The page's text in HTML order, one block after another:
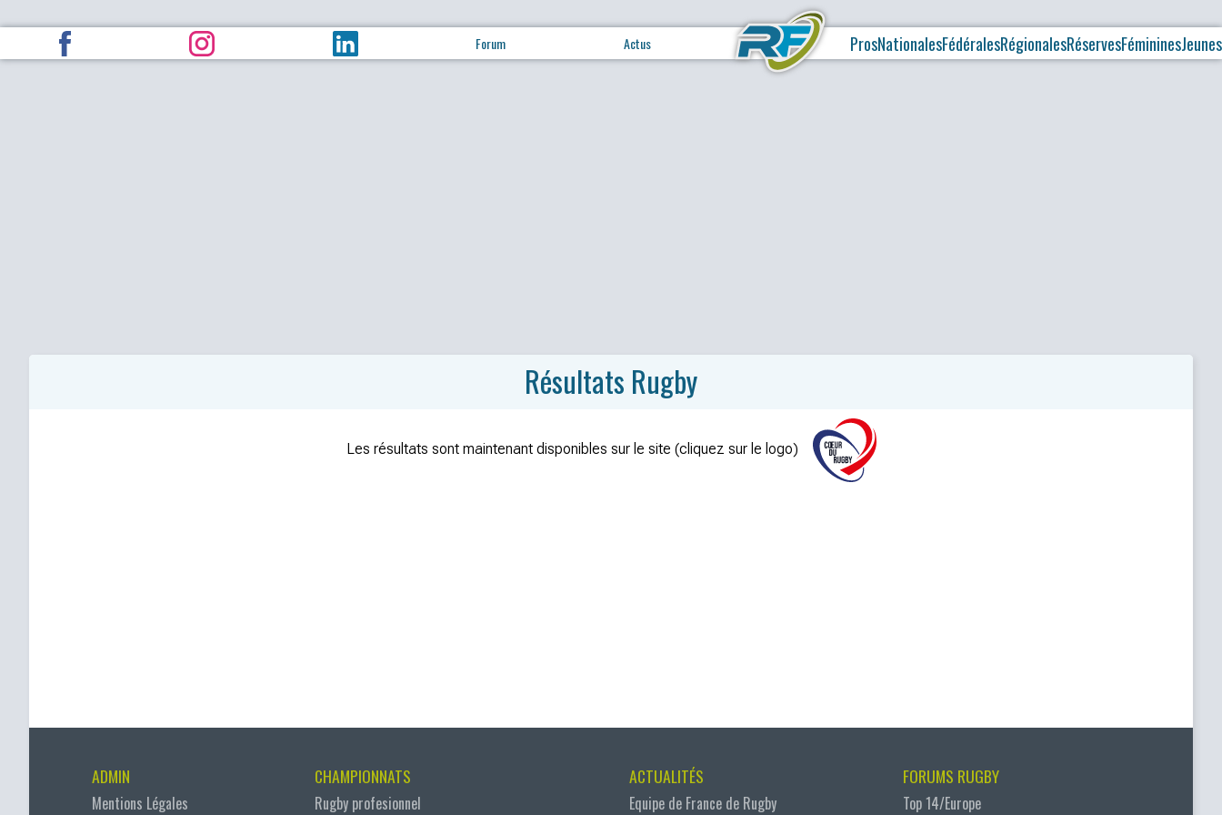
Forum Actus ProsNationalesFédéralesRégionalesRéservesFémininesJeunes
Résultats Rugby
Les résultats sont maintenant disponibles sur le site (cliquez sur le logo)
ADMIN
Mentions Légales
CHAMPIONNATS
Rugby profesionnel
ACTUALITÉS
Equipe de France de Rugby
FORUMS RUGBY
Top 14/Europe